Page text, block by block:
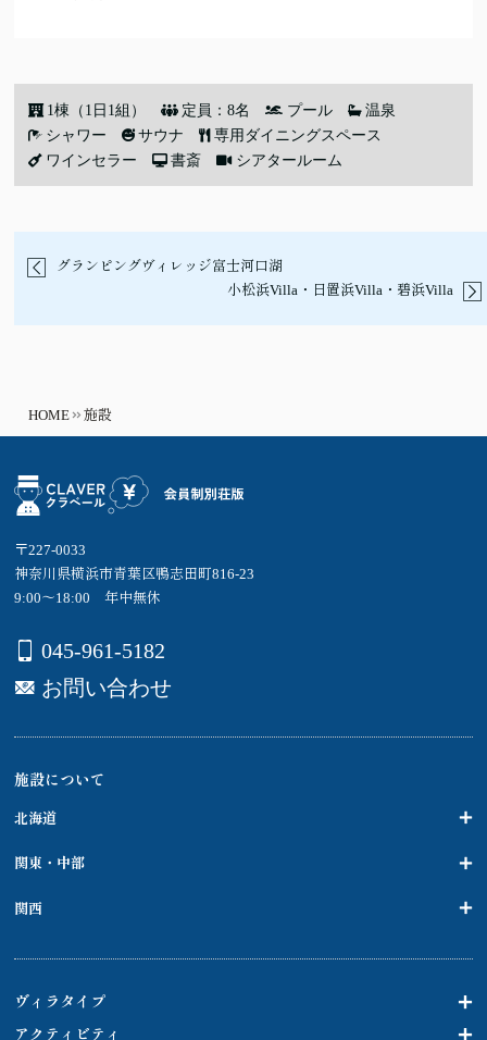
1棟（1日1組） 定員：8名 プール
温泉
シャワー
サウナ
専用ダイニングスペース
ワインセラー
書斎 シアタールーム
グランピングヴィレッジ富士河口湖
小松浜Villa・日置浜Villa・碧浜Villa
HOME 施設
〒227-0033
神奈川県横浜市青葉区鴨志田町816-23
9:00～18:00 年中無休
045-961-5182
お問い合わせ
施設について
北海道
関東・中部
関西
ヴィラタイプ
アクティビティ